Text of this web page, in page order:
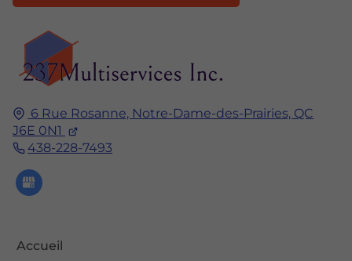
6 Rue Rosanne, Notre-Dame-des-Prairies, QC
J6E 0N1
438-228-7493
Accueil